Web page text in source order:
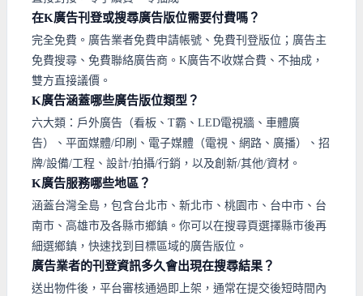
在K廣告刊登或搜尋廣告版位需要付費嗎？
完全免費。廣告業者免費申請帳號、免費刊登版位；廣告主
免費搜尋、免費聯絡廣告商。K廣告不收媒合費、不抽成，
雙方直接議價。
K廣告涵蓋哪些廣告版位類型？
六大類：戶外廣告（看板、T霸、LED電視牆、車體廣
告）、平面媒體/印刷、電子媒體（電視、網路、廣播）、招
牌/設備/工程、設計/拍攝/行銷，以及創新/其他/資材。
K廣告服務哪些地區？
涵蓋台灣全島，包含台北市、新北市、桃園市、台中市、台
南市、高雄市及各縣市鄉鎮。你可以在搜尋頁選擇縣市後再
細選鄉鎮，快速找到目標區域的廣告版位。
廣告業者的刊登資訊多久會出現在搜尋結果？
送出物件後，平台審核通過即上架，通常在提交後短時間內